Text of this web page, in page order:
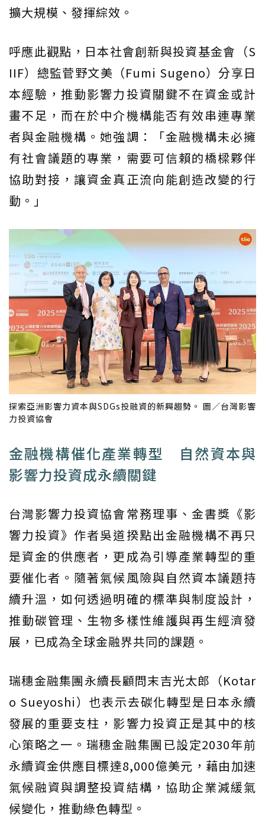
擴大規模、發揮綜效。
呼應此觀點，日本社會創新與投資基金會（S
IIF）總監菅野文美（Fumi Sugeno）分享日
本經驗，推動影響力投資關鍵不在資金或計
畫不足，而在於中介機構能否有效串連專業
者與金融機構。她強調：「金融機構未必擁
有社會議題的專業，需要可信賴的橋樑夥伴
協助對接，讓資金真正流向能創造改變的行
動。」
探索亞洲影響力資本與SDGs投融資的新興趨勢。 圖／台灣影響
力投資協會
金融機構催化產業轉型 自然資本與
影響力投資成永續關鍵
台灣影響力投資協會常務理事、金書獎《影
響力投資》作者吳道揆點出金融機構不再只
是資金的供應者，更成為引導產業轉型的重
要催化者。隨著氣候風險與自然資本議題持
續升溫，如何透過明確的標準與制度設計，
推動碳管理、生物多樣性維護與再生經濟發
展，已成為全球金融界共同的課題。
瑞穗金融集團永續長顧問末吉光太郎（Kotar
o Sueyoshi）也表示去碳化轉型是日本永續
發展的重要支柱，影響力投資正是其中的核
心策略之一。瑞穗金融集團已設定2030年前
永續資金供應目標達8,000億美元，藉由加速
氣候融資與調整投資結構，協助企業減緩氣
候變化，推動綠色轉型。